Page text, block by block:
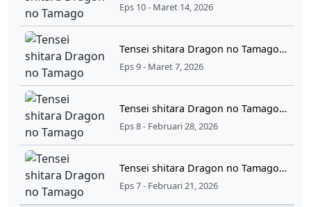
Eps 10 - Maret 14, 2026
Tensei shitara Dragon no Tamago datta Ep 09 Sub Indo
Eps 9 - Maret 7, 2026
Tensei shitara Dragon no Tamago datta Ep 08 Sub Indo
Eps 8 - Februari 28, 2026
Tensei shitara Dragon no Tamago datta Ep 07 Sub Indo
Eps 7 - Februari 21, 2026